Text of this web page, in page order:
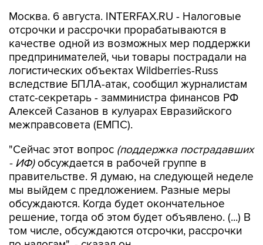
Москва. 6 августа. INTERFAX.RU - Налоговые
отсрочки и рассрочки прорабатываются в
качестве одной из возможных мер поддержки
предпринимателей, чьи товары пострадали на
логистических объектах Wildberries-Russ
вследствие БПЛА-атак, сообщил журналистам
статс-секретарь - замминистра финансов РФ
Алексей Сазанов в кулуарах Евразийского
межправсовета (ЕМПС).
"Сейчас этот вопрос (поддержка пострадавших
- ИФ)обсуждается в рабочей группе в
правительстве. Я думаю, на следующей неделе
мы выйдем с предложением. Разные меры
обсуждаются. Когда будет окончательное
решение, тогда об этом будет объявлено. (...) В
том числе, обсуждаются отсрочки, рассрочки